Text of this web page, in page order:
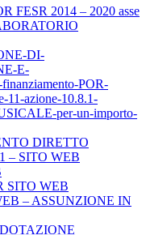
FESR 2014 – 2020 asse
DI-
E-
POR-
11-azione-10.8.1-
per-un-importo-
DIRETTO
– SITO WEB
SITO WEB
– ASSUNZIONE IN